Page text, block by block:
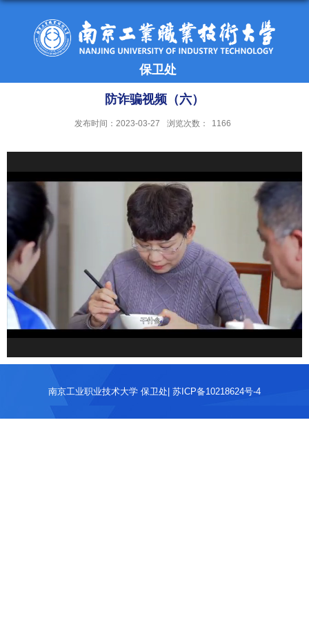
保卫处
防诈骗视频（六）
发布时间：2023-03-27 浏览次数： 1166
南京工业职业技术大学 保卫处| 苏ICP备10218624号-4